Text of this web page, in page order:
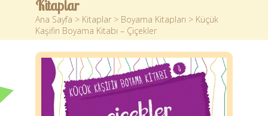
Kurumsal
Kitaplar
Yazarlar
Planlar
Kitaplar
Ana Sayfa > Kitaplar > Boyama Kitapları > Küçük
Kaşifin Boyama Kitabı – Çiçekler